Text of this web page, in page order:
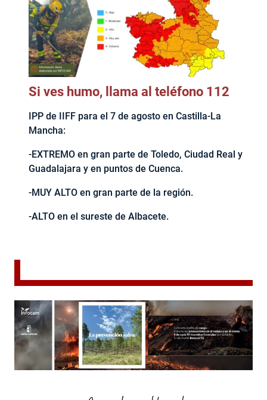
Si ves humo, llama al teléfono 112
IPP de IIFF para el 7 de agosto en Castilla-La
Mancha:
-EXTREMO en gran parte de Toledo, Ciudad Real y
Guadalajara y en puntos de Cuenca.
-MUY ALTO en gran parte de la región.
-ALTO en el sureste de Albacete.